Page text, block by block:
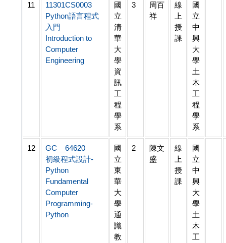
11
11301CS0003
Python語言程式
入門
Introduction to
Computer
Engineering
國
立
清
華
大
學
資
訊
工
程
學
系
3
周百
祥
線
上
授
課
國
立
中
興
大
學
土
木
工
程
學
系
12
GC__64620
初級程式設計-
Python
Fundamental
Computer
Programming-
Python
國
立
東
華
大
學
通
識
教
2
陳文
盛
線
上
授
課
國
立
中
興
大
學
土
木
工